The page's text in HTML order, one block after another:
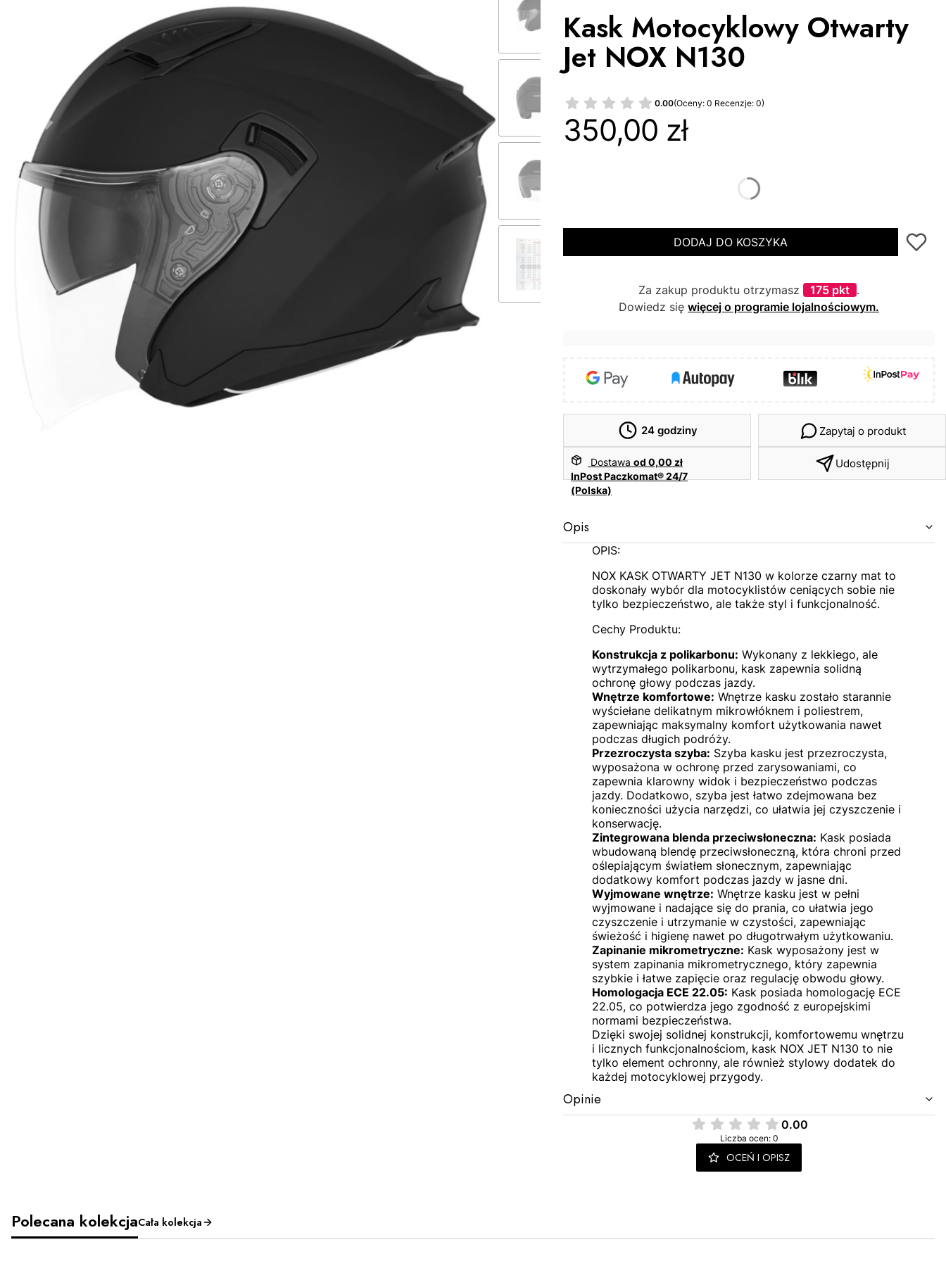
Kask Motocyklowy Otwarty
Jet NOX N130
0.00(Oceny: 0 Recenzje: 0)
Cena
350,00 zł
DODAJ DO KOSZYKA
Za zakup produktu otrzymasz 175 pkt .
Dowiedz się więcej o programie lojalnościowym.
24 godziny
Dostawa od 0,00 zł
InPost Paczkomat® 24/7
(Polska)
Zapytaj o produkt
Udostępnij
Opis
OPIS:
NOX KASK OTWARTY JET N130 w kolorze czarny mat to
doskonały wybór dla motocyklistów ceniących sobie nie
tylko bezpieczeństwo, ale także styl i funkcjonalność.
Cechy Produktu:
Konstrukcja z polikarbonu: Wykonany z lekkiego, ale
wytrzymałego polikarbonu, kask zapewnia solidną
ochronę głowy podczas jazdy.
Wnętrze komfortowe: Wnętrze kasku zostało starannie
wyściełane delikatnym mikrowłóknem i poliestrem,
zapewniając maksymalny komfort użytkowania nawet
podczas długich podróży.
Przezroczysta szyba: Szyba kasku jest przezroczysta,
wyposażona w ochronę przed zarysowaniami, co
zapewnia klarowny widok i bezpieczeństwo podczas
jazdy. Dodatkowo, szyba jest łatwo zdejmowana bez
konieczności użycia narzędzi, co ułatwia jej czyszczenie i
konserwację.
Zintegrowana blenda przeciwsłoneczna: Kask posiada
wbudowaną blendę przeciwsłoneczną, która chroni przed
oślepiającym światłem słonecznym, zapewniając
dodatkowy komfort podczas jazdy w jasne dni.
Wyjmowane wnętrze: Wnętrze kasku jest w pełni
wyjmowane i nadające się do prania, co ułatwia jego
czyszczenie i utrzymanie w czystości, zapewniając
świeżość i higienę nawet po długotrwałym użytkowaniu.
Zapinanie mikrometryczne: Kask wyposażony jest w
system zapinania mikrometrycznego, który zapewnia
szybkie i łatwe zapięcie oraz regulację obwodu głowy.
Homologacja ECE 22.05: Kask posiada homologację ECE
22.05, co potwierdza jego zgodność z europejskimi
normami bezpieczeństwa.
Dzięki swojej solidnej konstrukcji, komfortowemu wnętrzu
i licznych funkcjonalnościom, kask NOX JET N130 to nie
tylko element ochronny, ale również stylowy dodatek do
każdej motocyklowej przygody.
Opinie
0.00
Liczba ocen: 0
OCEŃ I OPISZ
Polecana kolekcjaCała kolekcja